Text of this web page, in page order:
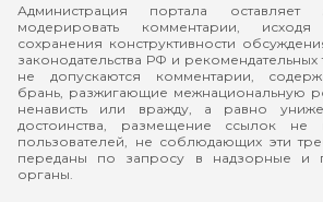
Администрация портала
модерировать комментарии,
сохранения конструктивности
законодательства РФ и рекомендательных
не допускаются комментарии,
брань, разжигающие межнациональную
ненависть или вражду, а равно
достоинства, размещение ссылок не
пользователей, не соблюдающих эти
переданы по запросу в надзорные и
органы.